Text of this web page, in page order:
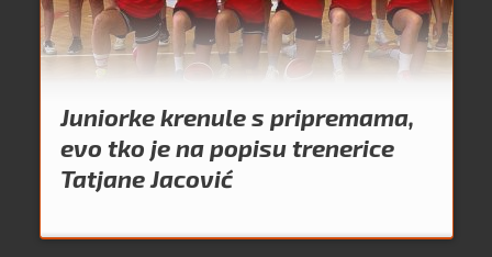
Juniorke krenule s pripremama,
evo tko je na popisu trenerice
Tatjane Jacović